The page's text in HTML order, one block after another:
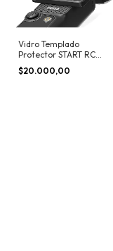
Vidro Templado
Protector START RC
para DJI Osmo Pocket
4/3
$20.000,00